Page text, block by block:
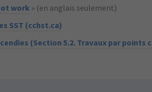
work » (en anglais seulement)
SST (cchst.ca)
(Section 5.2. Travaux par points